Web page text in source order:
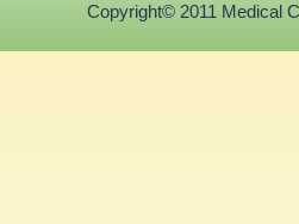
Copyright© 2011 Medical